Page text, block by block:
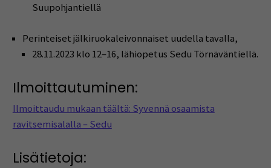
Suupohjantiellä
Perinteiset jälkiruokaleivonnaiset uudella tavalla,
28.11.2023 klo 12–16, lähiopetus Sedu Törnäväntiellä.
Ilmoittautuminen:
Ilmoittaudu mukaan täältä: Syvennä osaamista
ravitsemisalalla – Sedu
Lisätietoja: